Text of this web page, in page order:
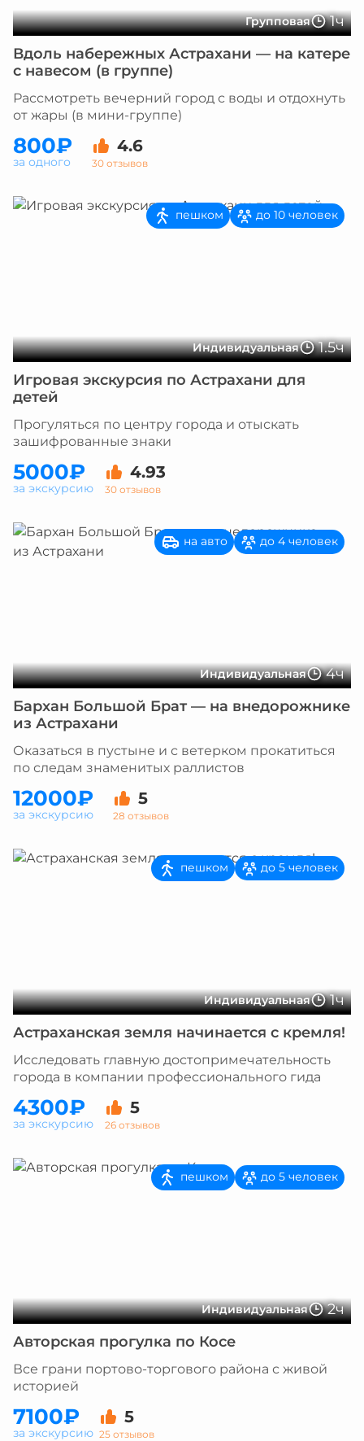
Групповая
1ч
Вдоль набережных Астрахани — на катере
с навесом (в группе)
Рассмотреть вечерний город с воды и отдохнуть
от жары (в мини-группе)
800₽ 4.6
30 отзывов
за одного
Индивидуальная 1.5ч
пешком до 10 человек
Игровая экскурсия по Астрахани для
детей
Прогуляться по центру города и отыскать
зашифрованные знаки
5000₽ 4.93
30 отзывов
за экскурсию
Индивидуальная 4ч
на авто до 4 человек
Бархан Большой Брат — на внедорожнике
из Астрахани
Оказаться в пустыне и с ветерком прокатиться
по следам знаменитых раллистов
12000₽ 5
28 отзывов
за экскурсию
Индивидуальная 1ч
пешком до 5 человек
Астраханская земля начинается с кремля!
Исследовать главную достопримечательность
города в компании профессионального гида
4300₽ 5
26 отзывов
за экскурсию
Индивидуальная 2ч
пешком до 5 человек
Авторская прогулка по Косе
Все грани портово-торгового района с живой
историей
7100₽ 5
25 отзывов
за экскурсию